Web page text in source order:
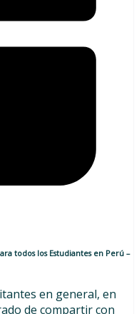
todos los Estudiantes en Perú –
en general, en
de compartir con